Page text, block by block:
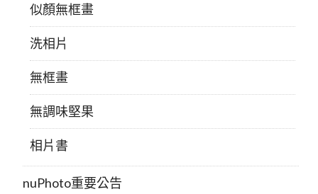
似顏無框畫
洗相片
無框畫
無調味堅果
相片書
nuPhoto重要公告